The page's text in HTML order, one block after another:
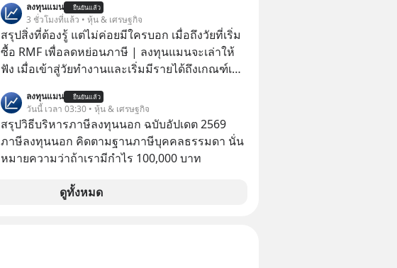
ลงทุนแมน ยืนยันแล้ว
3 ชั่วโมงที่แล้ว • หุ้น & เศรษฐกิจ
สรุปสิ่งที่ต้องรู้ แต่ไม่ค่อยมีใครบอก เมื่อถึงวัยที่เริ่ม
ซื้อ RMF เพื่อลดหย่อนภาษี | ลงทุนแมนจะเล่าให้
ฟัง เมื่อเข้าสู่วัยทำงานและเริ่มมีรายได้ถึงเกณฑ์เสีย
เพราะนอกจากจะช่วยลดหย่อนภาษีได้แล้ว ยังเป็น
โอกาสในการสร้างความมั่งคั่งระยะยาว แต่น้อยคน
นักที่จะลงลึกว่า ถ้าลงทุนใน RMF ควรรู้ อะไรบ้าง
ควรดู ตรงไหน ทำอย่างไร ถึงจะดีกับเรา แล้วเรา
ต่อได้จริง ๆ ลงทุนแมนจะเล่าให้ฟัง
ลงทุนแมน ยืนยันแล้ว
วันนี้ เวลา 03:30 • หุ้น & เศรษฐกิจ
สรุปวิธีบริหารภาษีลงทุนนอก ฉบับอัปเดต 2569
ภาษีลงทุนนอก คิดตามฐานภาษีบุคคลธรรมดา นั่น
หมายความว่าถ้าเรามีกำไร 100,000 บาท
ดูทั้งหมด